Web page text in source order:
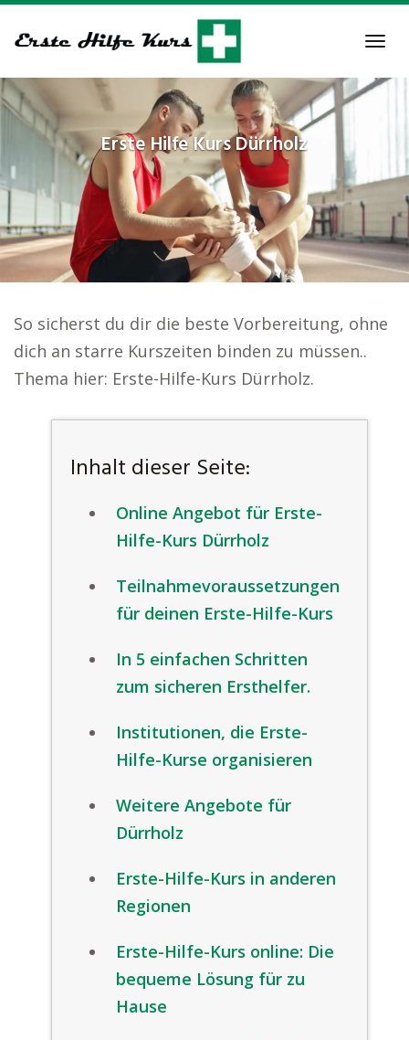
to
content
Erste Hilfe KursDürrholz
So sicherst du dir die beste Vorbereitung, ohne
dich an starre Kurszeiten binden zu müssen..
Thema hier: Erste-Hilfe-Kurs Dürrholz.
Inhalt dieser Seite:
Online Angebot für Erste-
Hilfe-Kurs Dürrholz
Teilnahmevoraussetzungen
für deinen Erste-Hilfe-Kurs
In 5 einfachen Schritten
zum sicheren Ersthelfer.
Institutionen, die Erste-
Hilfe-Kurse organisieren
Weitere Angebote für
Dürrholz
Erste-Hilfe-Kurs in anderen
Regionen
Erste-Hilfe-Kurs online: Die
bequeme Lösung für zu
Hause